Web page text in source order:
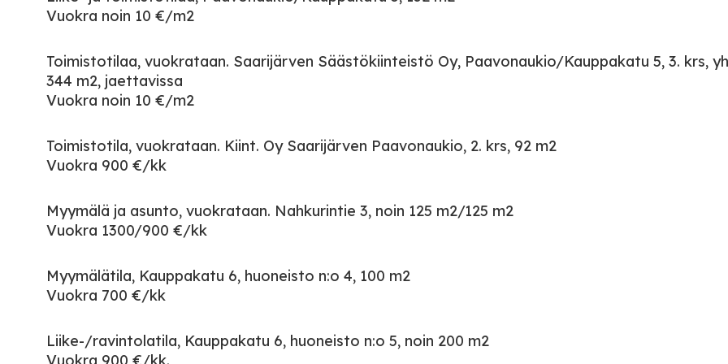
Vuokra noin 10 €/m2
Toimistotilaa, vuokrataan. Saarijärven Säästökiinteistö Oy, Paavonaukio/Kauppakatu 5, 3. krs,
344 m2, jaettavissa
Vuokra noin 10 €/m2
Toimistotila, vuokrataan. Kiint. Oy Saarijärven Paavonaukio, 2. krs, 92 m2
Vuokra 900 €/kk
Myymälä ja asunto, vuokrataan. Nahkurintie 3, noin 125 m2/125 m2
Vuokra 1300/900 €/kk
Myymälätila, Kauppakatu 6, huoneisto n:o 4, 100 m2
Vuokra 700 €/kk
Liike-/ravintolatila, Kauppakatu 6, huoneisto n:o 5, noin 200 m2